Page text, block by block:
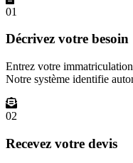
01
Décrivez votre besoin
Entrez votre
Notre système identifie
02
Recevez votre devis